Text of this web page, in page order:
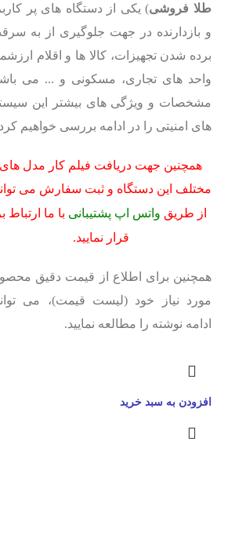
طلا فروشی) یکی از دستگاه های پر
و بازدارنده در جهت جلوگیری از به
برده شدن تجهیزات، کالا ها و اقلام
واحد های تجاری، مسکونی و ... می
مشخصات و ویژگی های بیشتر این
های امنیتی را در ادامه بررسی خواهیم
همچنین جهت دریافت فیلم کار مدل های
مختلف این دستگاه و ثبت سفارش می
از طریق واتس اپ پشتیبانی با ما ارتباط
قرار نمایید.
همچنین برای اطلاع از قیمت دقیق
مورد نیاز خود (لیست قیمت)، می
ادامه نوشته را مطالعه نمایید.
افزودن به سبد خرید